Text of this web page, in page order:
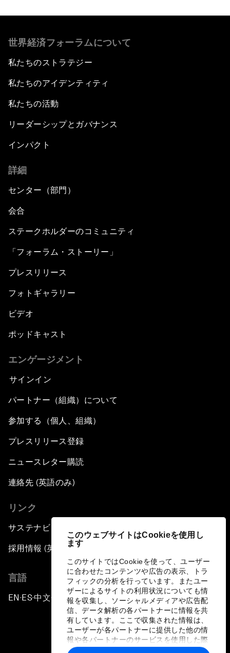
このウェブサイトはCookieを使用し
ます
このサイトではCookieを使って、ユーザー
に合わせたコンテンツや広告の表示、トラ
フィックの分析を行っています。またユー
ザーによるサイトの利用状況についても情
報を収集し、ソーシャルメディアや広告配
信、データ解析の各パートナーに情報を共
有しています。ここで収集された情報は、
ユーザーが各パートナーに提供した他の情
報や各パートナーのサービスを使用した際
に収集された情報と組み合わされ、各パー
世界経済フォーラムについて
私たちのストラテジー
私たちのアイデンティティ
私たちの活動
リーダーシップとガバナンス
インパクト
詳細
センター（部門）
会合
ステークホルダーのコミュニティ
「フォーラム・ストーリー」
プレスリリース
フォトギャラリー
ビデオ
ポッドキャスト
エンゲージメント
サインイン
パートナー（組織）について
参加する（個人、組織）
プレスリリース登録
ニュースレター購読
連絡先 (英語のみ)
リンク
サステナビリティへの取り組み
採用情報 (英語のみ)
言語
EN ▪ ES▪中文▪ 日本語